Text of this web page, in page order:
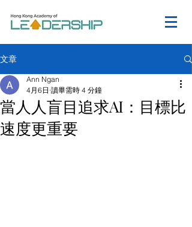
文章
當人人盲目追求AI：目標比
速度更重要
Ann Ngan
4月6日 讀畢需時 4 分鐘